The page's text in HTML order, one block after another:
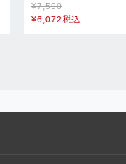
¥7,590
¥6,072税込